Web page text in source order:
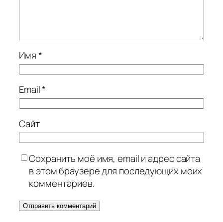
Имя*
Email*
Сайт
Сохранить моё имя, email и адрес сайта
в этом браузере для последующих моих
комментариев.